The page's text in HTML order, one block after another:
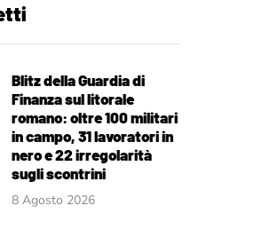
Blitz della Guardia di
Finanza sul litorale
romano: oltre 100 militari
in campo, 31 lavoratori in
nero e 22 irregolarità
sugli scontrini
8 Agosto 2026